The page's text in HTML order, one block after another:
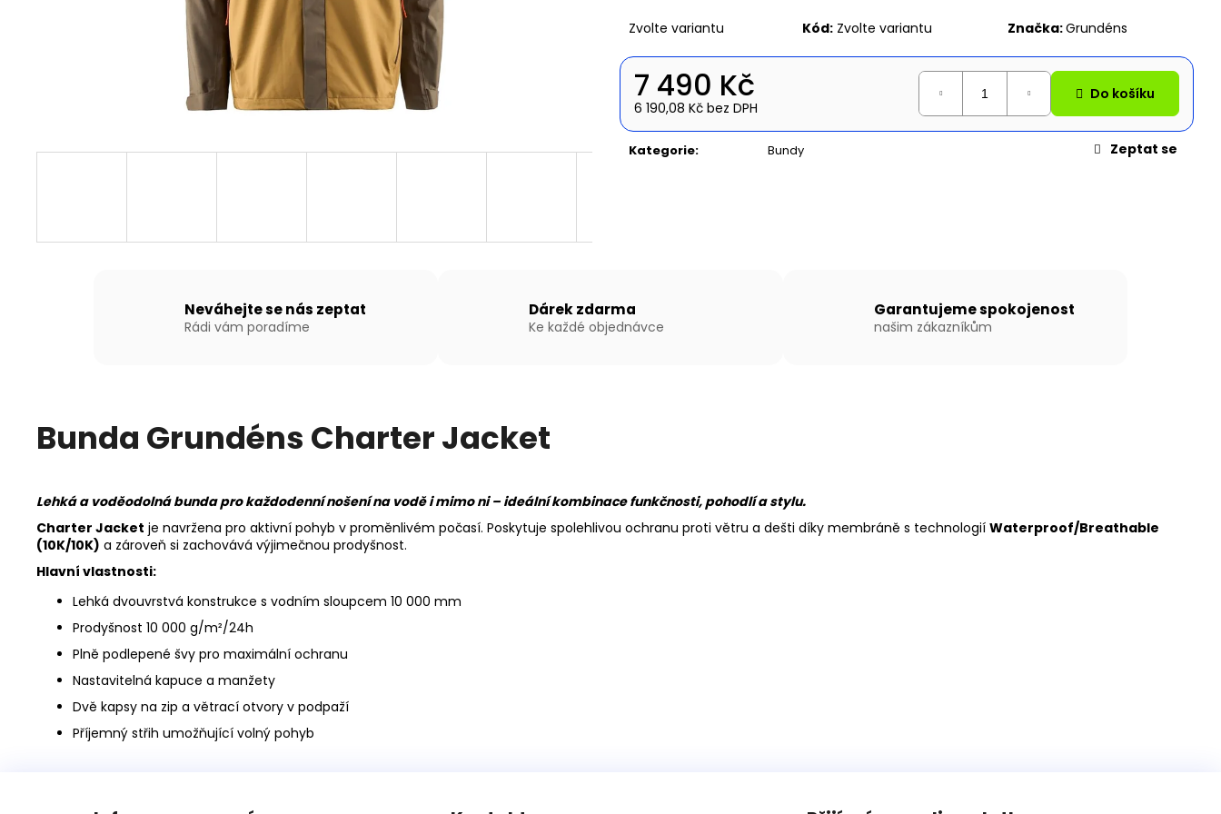
Zvolte variantu Kód: Zvolte variantu Značka:Grundéns
7 490 Kč
6 190,08 Kč bez DPH
Do košíku
Kategorie: Bundy Zeptat se
Neváhejte se nás zeptat
Rádi vám poradíme
Dárek zdarma
Ke každé objednávce
Garantujeme spokojenost
našim zákazníkům
Bunda Grundéns Charter Jacket
Lehká a voděodolná bunda pro každodenní nošení na vodě i mimo ni – ideální kombinace funkčnosti, pohodlí a stylu.
Charter Jacket je navržena pro aktivní pohyb v proměnlivém počasí. Poskytuje spolehlivou ochranu proti větru a dešti díky membráně s technologií Waterproof/Breathable
(10K/10K) a zároveň si zachovává výjimečnou prodyšnost.
Hlavní vlastnosti:
Lehká dvouvrstvá konstrukce s vodním sloupcem 10 000 mm
Prodyšnost 10 000 g/m²/24h
Plně podlepené švy pro maximální ochranu
Nastavitelná kapuce a manžety
Dvě kapsy na zip a větrací otvory v podpaží
Příjemný střih umožňující volný pohyb
NAFUKOVACÍ ČLUN WILLIS BOATS RY-
BD300 V BÍLO-MODRÉ BARVĚ S
NAFUKOVACÍ PODLAHOU
NAFUKOVACÍ ČLUN WILLIS BOATS RY-
BD200 V BÍLO-MODRÉ BARVĚ S
NAFUKOVACÍ PODLAHOU
11 590 Kč
BD370 V ŠEDO-ŠEDÉ BARVĚ SE
SKLÁDACÍ HLINÍKOVOU PODLAHOU
21 690 Kč